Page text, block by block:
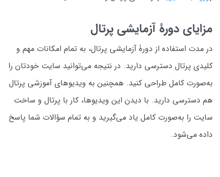
مزایای دورۀ آزمایشی پرتال
در مدت استفاده از دورۀ آزمایشی پرتال، به تمام امکانات مهم و
کلیدی پرتال دسترسی دارید. در نتیجه می‌توانید سایت خودتان را
به‌صورت کامل طراحی کنید. همچنین به ویدیوهای آموزشی پرتال
هم دسترسی دارید. با دیدن این ویدیوها، کار با پرتال و ساخت
سایت را به‌صورت کامل یاد می‌گیرید و به تمام سؤالات شما پاسخ
داده می‌شود.